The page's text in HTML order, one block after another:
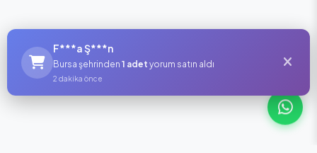
F***a Ş***n
Bursa şehrinden 1 adet yorum satın aldı
2 dakika önce